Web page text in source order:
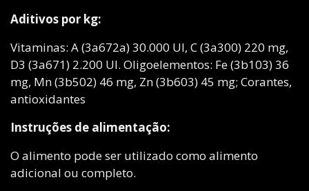
Aditivos por kg:
Vitaminas: A (3a672a) 30.000 UI, C (3a300) 220 mg,
D3 (3a671) 2.200 UI. Oligoelementos: Fe (3b103) 36
mg, Mn (3b502) 46 mg, Zn (3b603) 45 mg; Corantes,
antioxidantes
Instruções de alimentação:
O alimento pode ser utilizado como alimento
adicional ou completo.